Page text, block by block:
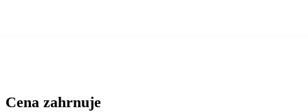
Cena zahrnuje